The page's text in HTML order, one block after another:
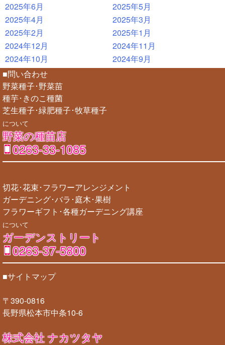
2025年6月
2025年5月
2025年4月
2025年3月
2025年2月
2025年1月
2024年12月
2024年11月
2024年10月
2024年9月
■問い合わせ
野菜種子･野菜苗
種芋･きのこ種菌
芝生種子･緑肥種子･牧草種子
について
野菜の種苗店
0263-33-1085
切花･花束･フラワーアレンジメント
ガーデニング･バラ･庭木･果樹
フラワーギフト･各種ガーデニング講座
について
ガーデンストリート
0263-37-5800
■サイトマップ
〒390-0816
長野県松本市中条10-6
株式会社 ナカツタヤ